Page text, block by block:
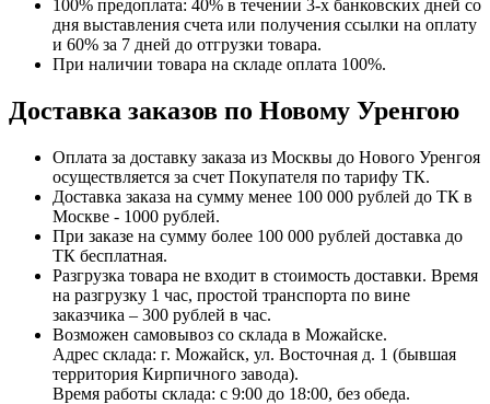
100% предоплата: 40% в течении 3-х банковских дней со
дня выставления счета или получения ссылки на оплату
и 60% за 7 дней до отгрузки товара.
При наличии товара на складе оплата 100%.
Доставка заказов по Новому Уренгою
Оплата за доставку заказа из Москвы до Нового Уренгоя
осуществляется за счет Покупателя по тарифу ТК.
Доставка заказа на сумму менее 100 000 рублей до ТК в
Москве - 1000 рублей.
При заказе на сумму более 100 000 рублей доставка до
ТК бесплатная.
Разгрузка товара не входит в стоимость доставки. Время
на разгрузку 1 час, простой транспорта по вине
заказчика – 300 рублей в час.
Возможен самовывоз со склада в Можайске.
Адрес склада: г. Можайск, ул. Восточная д. 1 (бывшая
территория Кирпичного завода).
Время работы склада: с 9:00 до 18:00, без обеда.